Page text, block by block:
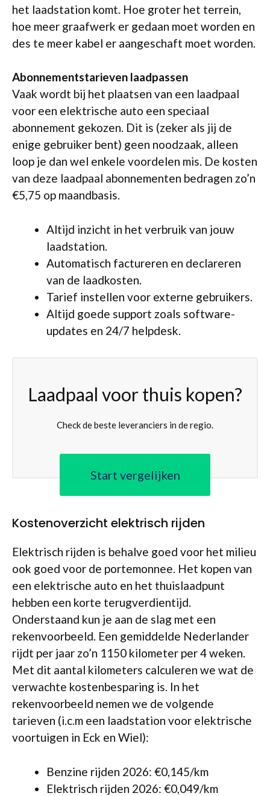
het laadstation komt. Hoe groter het terrein,
hoe meer graafwerk er gedaan moet worden en
des te meer kabel er aangeschaft moet worden.
Abonnementstarieven laadpassen
Vaak wordt bij het plaatsen van een laadpaal
voor een elektrische auto een speciaal
abonnement gekozen. Dit is (zeker als jij de
enige gebruiker bent) geen noodzaak, alleen
loop je dan wel enkele voordelen mis. De kosten
van deze laadpaal abonnementen bedragen zo’n
€5,75 op maandbasis.
Altijd inzicht in het verbruik van jouw
laadstation.
Automatisch factureren en declareren
van de laadkosten.
Tarief instellen voor externe gebruikers.
Altijd goede support zoals software-
updates en 24/7 helpdesk.
Laadpaal voor thuis kopen?
Check de beste leveranciers in de regio.
Start vergelijken
Kostenoverzicht elektrisch rijden
Elektrisch rijden is behalve goed voor het milieu
ook goed voor de portemonnee. Het kopen van
een elektrische auto en het thuislaadpunt
hebben een korte terugverdientijd.
Onderstaand kun je aan de slag met een
rekenvoorbeeld. Een gemiddelde Nederlander
rijdt per jaar zo’n 1150 kilometer per 4 weken.
Met dit aantal kilometers calculeren we wat de
verwachte kostenbesparing is. In het
rekenvoorbeeld nemen we de volgende
tarieven (i.c.m een laadstation voor elektrische
voortuigen in Eck en Wiel):
Benzine rijden 2026: €0,145/km
Elektrisch rijden 2026: €0,049/km